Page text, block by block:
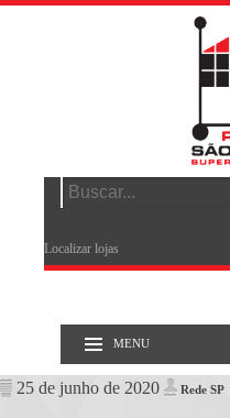
Search
Localizar lojas
MENU
25 de junho de 2020 Rede SP